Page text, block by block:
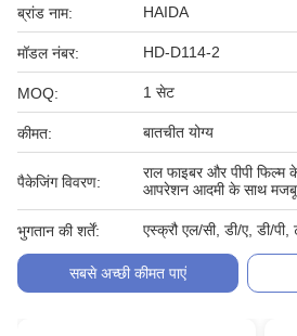
ब्रांड नाम: HAIDA
मॉडल नंबर: HD-D114-2
MOQ: 1 सेट
कीमत: बातचीत योग्य
पैकेजिंग विवरण:
राल फाइबर और पीपी
आपरेशन आदमी के साथ
भुगतान की शर्तें: एस्क्रौ एल/सी, डी/ए, डी/
सबसे अच्छी कीमत पाएं